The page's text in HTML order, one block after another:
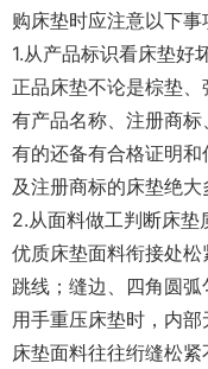
购床垫时应注意以下事
1.从产品标识看床垫好
正品床垫不论是棕垫
有产品名称、注册商标
有的还备有合格证明
及注册商标的床垫绝大
2.从面料做工判断床垫
优质床垫面料衔接处松
跳线；缝边、四角圆弧
用手重压床垫时，内
床垫面料往往绗缝松